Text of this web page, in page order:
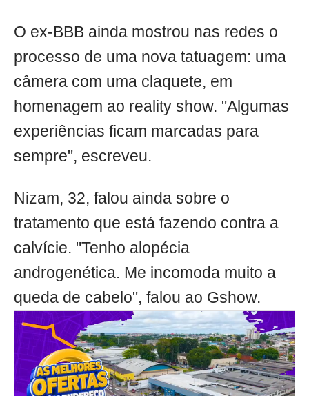
O ex-BBB ainda mostrou nas redes o
processo de uma nova tatuagem: uma
câmera com uma claquete, em
homenagem ao reality show. "Algumas
experiências ficam marcadas para
sempre", escreveu.
Nizam, 32, falou ainda sobre o
tratamento que está fazendo contra a
calvície. "Tenho alopécia
androgenética. Me incomoda muito a
queda de cabelo", falou ao Gshow.